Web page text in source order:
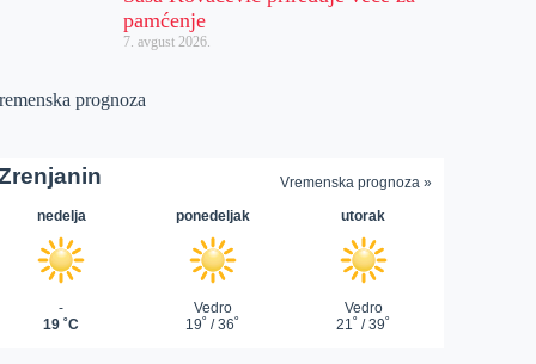
pamćenje
7. avgust 2026.
prognoza